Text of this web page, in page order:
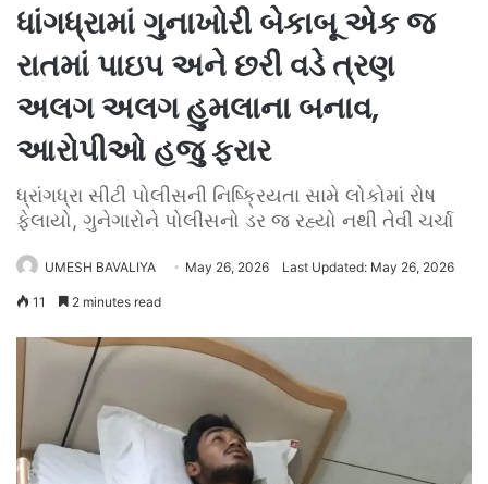
ધાંગધ્રામાં ગુનાખોરી બેકાબૂ એક જ
રાતમાં પાઇપ અને છરી વડે ત્રણ
અલગ અલગ હુમલાના બનાવ,
આરોપીઓ હજુ ફરાર
ધ્રાંગધ્રા સીટી પોલીસની નિષ્ક્રિયતા સામે લોકોમાં રોષ
ફેલાયો, ગુનેગારોને પોલીસનો ડર જ રહ્યો નથી તેવી ચર્ચા
UMESH BAVALIYA May 26, 2026 Last Updated: May 26, 2026
11 2 minutes read